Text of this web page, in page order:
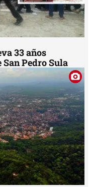
33 años
Pedro Sula